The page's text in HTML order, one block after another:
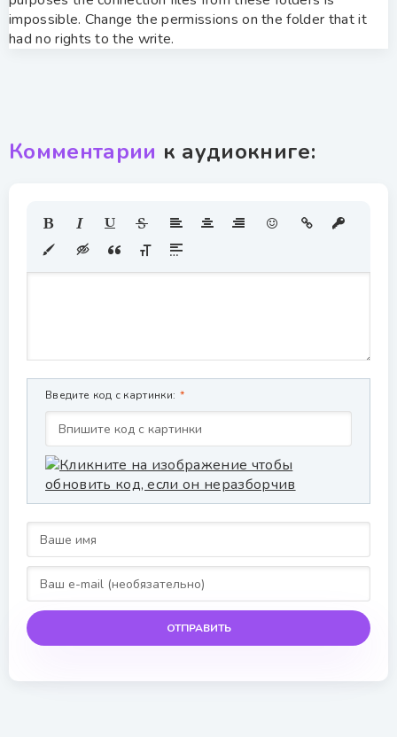
impossible. Change the permissions on the folder that it
had no rights to the write.
Комментарии к аудиокниге:
Введите код с картинки:
ОТПРАВИТЬ